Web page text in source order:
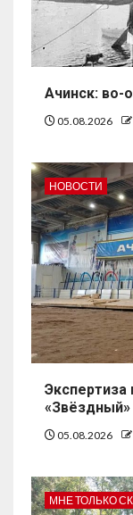
Ачинск: во-
05.08.2026
НОВОСТИ
Экспертиза
05.08.2026
МНЕ ТОЛЬКО